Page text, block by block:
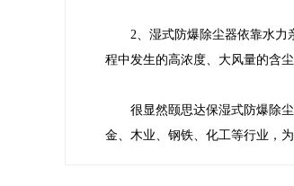
2、湿式防爆除尘器依靠水
程中发生的高浓度、大风量的含
很显然颐思达保湿式防爆除
金、木业、钢铁、化工等行业，